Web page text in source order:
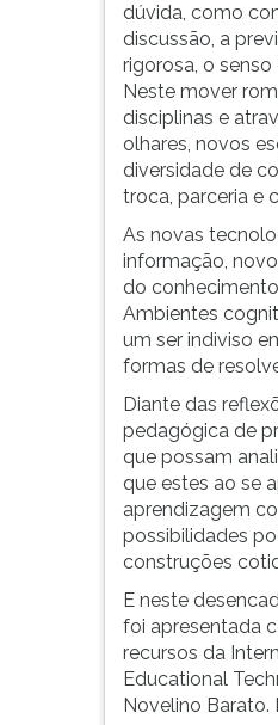
dúvida, como
discussão, a
rigorosa, o
Neste mover
disciplinas e
olhares, novos
diversidade de
troca, parceria e
As novas
informação,
do
Ambientes
um ser indiviso
formas de
Diante das
pedagógica de
que possam
que estes ao se
aprendizagem
possibilidades
construções
E neste
foi apresentada
recursos da
Educational
Novelino Barato.